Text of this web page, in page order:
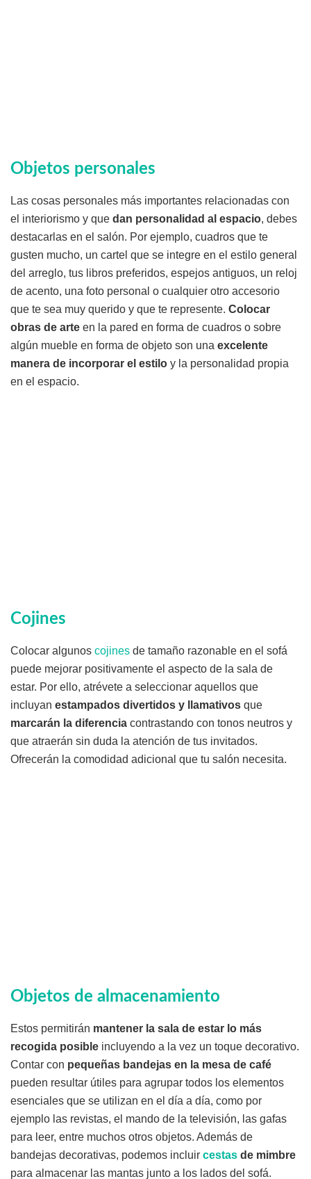
Objetos personales
Las cosas personales más importantes relacionadas con
el interiorismo y que dan personalidad al espacio, debes
destacarlas en el salón. Por ejemplo, cuadros que te
gusten mucho, un cartel que se integre en el estilo general
del arreglo, tus libros preferidos, espejos antiguos, un reloj
de acento, una foto personal o cualquier otro accesorio
que te sea muy querido y que te represente. Colocar
obras de arte en la pared en forma de cuadros o sobre
algún mueble en forma de objeto son una excelente
manera de incorporar el estilo y la personalidad propia
en el espacio.
Cojines
Colocar algunos cojines de tamaño razonable en el sofá
puede mejorar positivamente el aspecto de la sala de
estar. Por ello, atrévete a seleccionar aquellos que
incluyan estampados divertidos y llamativos que
marcarán la diferencia contrastando con tonos neutros y
que atraerán sin duda la atención de tus invitados.
Ofrecerán la comodidad adicional que tu salón necesita.
Objetos de almacenamiento
Estos permitirán mantener la sala de estar lo más
recogida posible incluyendo a la vez un toque decorativo.
Contar con pequeñas bandejas en la mesa de café
pueden resultar útiles para agrupar todos los elementos
esenciales que se utilizan en el día a día, como por
ejemplo las revistas, el mando de la televisión, las gafas
para leer, entre muchos otros objetos. Además de
bandejas decorativas, podemos incluir cestas de mimbre
para almacenar las mantas junto a los lados del sofá.